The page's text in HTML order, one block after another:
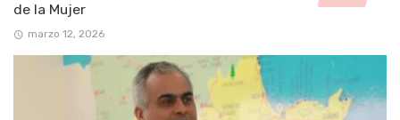
de la Mujer
marzo 12, 2026